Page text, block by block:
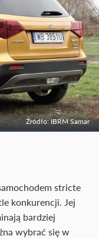
Źródło: IBRM Samar
stricte
konkurencji. Jej
bardziej
wybrać się w